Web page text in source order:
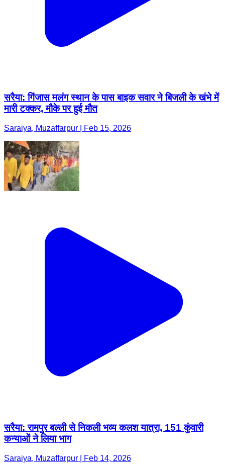
सरैया: गिंजास मलंग स्थान के पास बाइक सवार ने बिजली के खंभे में
मारी टक्कर, मौके पर हुई मौत
Saraiya, Muzaffarpur | Feb 15, 2026
सरैया: रामपुर बल्ली से निकली भव्य कलश यात्रा, 151 कुंवारी
कन्याओं ने लिया भाग
Saraiya, Muzaffarpur | Feb 14, 2026